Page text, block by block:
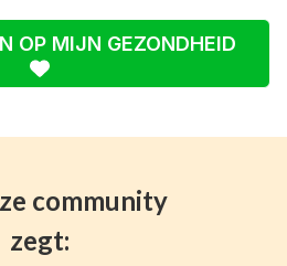
OP MIJN GEZONDHEID
community
zegt: